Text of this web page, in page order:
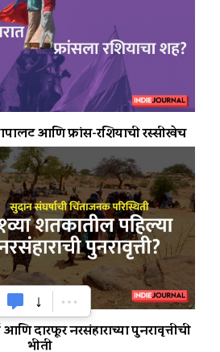
आणि फ्रांस-रशियाची रस्सीखेच
दारफूर नरसंहाराच्या पुनरावृत्तीची
भीती